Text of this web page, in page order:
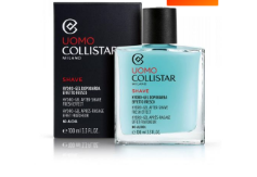
Voeg
toe
aan
verlanglijst